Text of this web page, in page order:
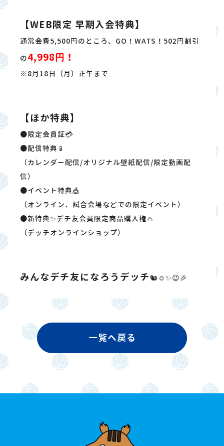
【WEB限定 早期入会特典】
通常会費5,500円のところ、GO！WATS！502円割引
の4,998円！
※8月18日（月）正午まで
【ほか特典】
●限定会員証💳
●配信特典📱
（カレンダー配信/オリジナル壁紙配信/限定動画配
信）
●イベント特典🎪
（オンライン、試合会場などでの限定イベント）
●新特典✨デチ友会員限定商品購入権👛
（デッチオンラインショップ）
みんなデチ友になろうデッチ🐿️☺️✨😉🎉
一覧へ戻る